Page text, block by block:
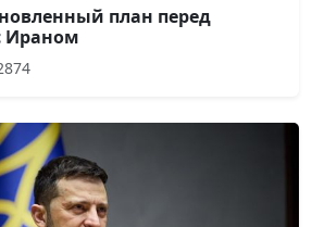
план перед
Ираном